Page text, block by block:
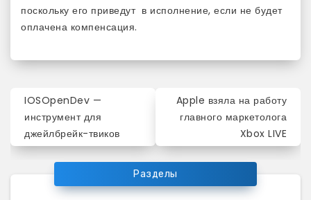
поскольку его приведут в исполнение, если не будет
оплачена компенсация.
Навигация
по
записям
IOSOpenDev —
инструмент для
джейлбрейк-твиков
Apple взяла на работу
главного маркетолога
Xbox LIVE
Разделы